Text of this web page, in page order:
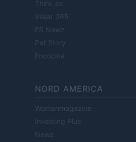
Think.es
Viajar 365
ES Newz
Pet Story
Encocina
NORD AMERICA
Womanmagazine
Investing Plus
Newz